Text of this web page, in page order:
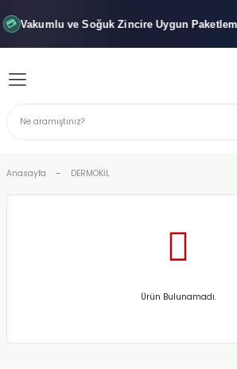
Vakumlu ve SoğukZincire Uygun Paketleme
Geri Dön
Geri Dön
Geri Dön
Anasayfa DERMOKİL
Ürün Bulunamadı.